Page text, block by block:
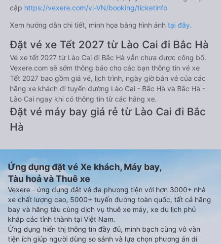
cập https://vexere.com/vi-VN/booking/ticketinfo
Xem hướng dẫn chi tiết, minh họa bằng hình ảnh tại đây.
Đặt vé xe Tết 2027 từ Lào Cai đi Bắc Hà
Vé xe tết 2027 từ Lào Cai đi Bắc Hà vẫn chưa được công bố.
Vexere.com sẽ sớm thông báo cho các bạn thông tin vé xe
Tết 2027 bao gồm giá vé, lịch trình, ngày giờ bán vé của các
hãng xe khách đi tuyến đường Lào Cai - Bắc Hà và Bắc Hà -
Lào Cai ngay khi có thông tin từ các hãng xe.
Đặt vé máy bay giá rẻ từ Lào Cai đi Bắc
Hà
Ứng dụng đặt vé Xe khách, Máy bay,
Tàu hoả và Thuê xe
Vexere - ứng dụng đặt vé đa phương tiện với hơn 3000+ nhà
xe chất lượng cao, 5000+ tuyến đường toàn quốc, tất cả hãng
bay và hãng tàu cùng dịch vụ thuê xe máy, xe du lịch phủ
khắp các tỉnh thành tại Việt Nam.
Ứng dụng hiển thị thông tin đầy đủ, minh bạch cùng vô vàn
tiện ích giúp người dùng so sánh và lựa chọn phương án di